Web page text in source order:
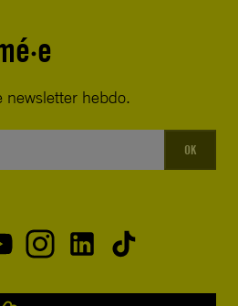
newsletter hebdo.
OK